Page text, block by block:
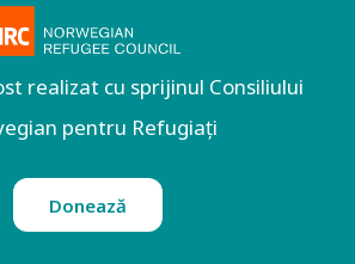
realizat cu sprijinul Consiliului
pentru Refugiați
Donează